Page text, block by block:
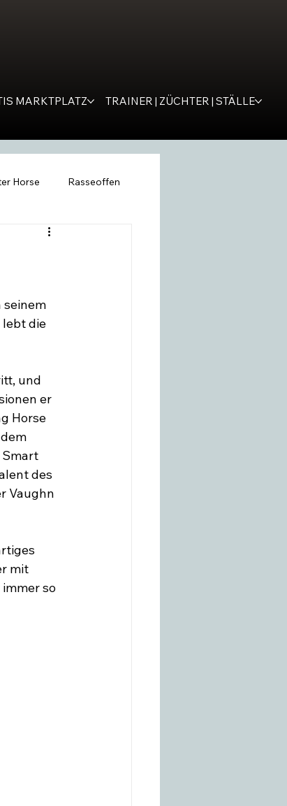
MARKTPLATZ TRAINER | ZÜCHTER | STÄLLE
Horse Rasseoffen
WESTERNER
seinem
lebt die
und
er
Horse
Smart
des
Vaughn
mit
so